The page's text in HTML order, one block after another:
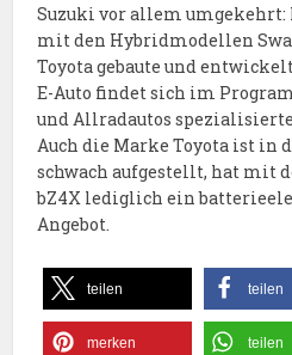
Suzuki vor allem umgekehrt:
mit den Hybridmodellen
Toyota gebaute und
E-Auto findet sich im
und Allradautos
Auch die Marke Toyota ist in
schwach aufgestellt, hat mit
bZ4X lediglich ein
Angebot.
teilen teilen
merken teilen